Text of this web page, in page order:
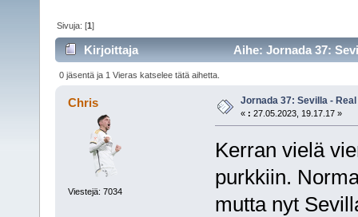
Sivuja: [1]
Kirjoittaja Aihe: Jornada 37:
0 jäsentä ja 1 Vieras katselee tätä aihetta.
Chris
Viestejä: 7034
Jornada 37: Sevilla -
« : 27.05.2023, 19.17.17 »
Kerran vielä
purkkiin.
mutta nyt